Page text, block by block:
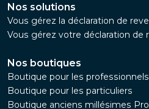
Nos solutions
Vous gérez la déclaration de
Vous gérez votre déclaration de
Nos boutiques
Boutique pour les professionnels
Boutique pour les particuliers
Boutique anciens millésimes